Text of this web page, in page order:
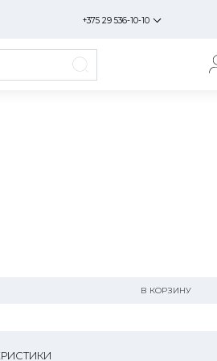
+375 29 536-10-10
В КОРЗИНУ